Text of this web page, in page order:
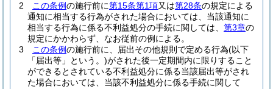
2
この条例の施行前に第15条第1項又は第28条の規定による
通知に相当する行為がされた場合においては、当該通知に
相当する行為に係る不利益処分の手続に関しては、 第3章の
規定にかかわらず、なお従前の例による。
3
この条例の施行前に、届出その他規則で定める行為(以下
「届出等」という。)がされた後一定期間内に限りすること
ができるとされている不利益処分に係る当該届出等がされ
た場合においては、当該不利益処分に係る手続に関して